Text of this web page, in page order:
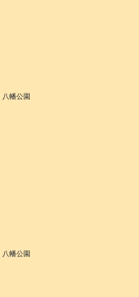
八幡公園
八幡公園